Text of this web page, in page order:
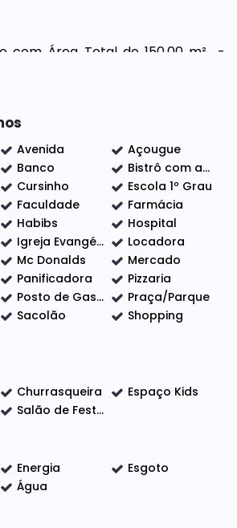
com Área Total de 150,00 m² -
para Construir.
muita tranquilidade e
para o centro comercial de
Lazer Semi Completa (não tem
mas em contra partida a 1
está o Parque Ecológico
para todas as idades , com
verde em torno do local, com
com variedades de lazer
Tobo'Água, Pedalinhos e uma
com vários lazer em torno
e Portaria 24 hs.
Já!!! Nós da Elo Forte Assessoria
a disposição para lhe atender.
Avenida
Açougue
Banco
Bistrô com adega
Cursinho
Escola 1º Grau
Faculdade
Farmácia
Habibs
Hospital
Igreja Evangélica
Locadora
Mc Donalds
Mercado
Panificadora
Pizzaria
Posto de Gasolina
Praça/Parque
Sacolão
Shopping
Churrasqueira
Espaço Kids
Salão de Festas
Energia
Esgoto
Água